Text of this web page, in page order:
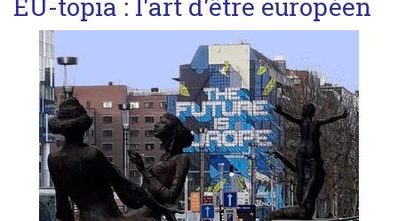
EU-topia : l'art d'être européen